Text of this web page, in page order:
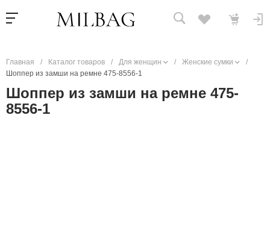
Главная / Каталог товаров / Для женщин / Женские сумки
/
Шоппер из замши на ремне 475-8556-1
Шоппер из замши на ремне 475-
8556-1